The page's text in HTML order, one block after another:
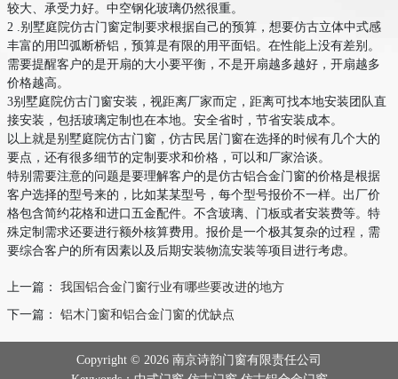
较大、承受力好。中空钢化玻璃仍然很重。
2 .别墅庭院仿古门窗定制要求根据自己的预算，想要仿古立体中式感
丰富的用凹弧断桥铝，预算是有限的用平面铝。在性能上没有差别。
需要提醒客户的是开扇的大小要平衡，不是开扇越多越好，开扇越多
价格越高。
3别墅庭院仿古门窗安装，视距离厂家而定，距离可找本地安装团队直
接安装，包括玻璃定制也在本地。安全省时，节省安装成本。
以上就是别墅庭院仿古门窗，仿古民居门窗在选择的时候有几个大的
要点，还有很多细节的定制要求和价格，可以和厂家洽谈。
特别需要注意的问题是要理解客户的是仿古铝合金门窗的价格是根据
客户选择的型号来的，比如某某型号，每个型号报价不一样。出厂价
格包含简约花格和进口五金配件。不含玻璃、门板或者安装费等。特
殊定制需求还要进行额外核算费用。报价是一个极其复杂的过程，需
要综合客户的所有因素以及后期安装物流安装等项目进行考虑。
上一篇： 我国铝合金门窗行业有哪些要改进的地方
下一篇： 铝木门窗和铝合金门窗的优缺点
Copyright © 2026 南京诗韵门窗有限责任公司